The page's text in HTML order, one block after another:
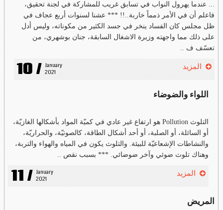
... عندما يهرول النواب في تسابق غريب للمشاركة في لجنة تحقيق،
فاعلم أن في الأمر ذمماً خاربة..!! *** عشنا لسنوات أربع عجاف في
ظل مجلس كان الفساد ينخر في جسد الكثير من مكوناته، وليس أدل
على ذلك مما واجهته وزيرة الاشغال السابقة، جنان بوشهري، من
تعسّف ف ..
10 / January
2021
المزيد
اللواء والضوضاء
التلوث Pollution هو ارتفاع غير عادي في كميّة المواد بأشكالها الغازيّة،
أو السائلة، أو الصلبة، أو أحد أشكال الطاقة، كالصوتيّة، والحراريّة،
والنشاطات الإشعاعيّة للبيئة. والتلوث يكون في المياه والهواء والتربة،
وهناك تلوث ضوئي وآخر ضوضائي. *** بسبب نقص ..
11 / January
2021
المزيد
المريض